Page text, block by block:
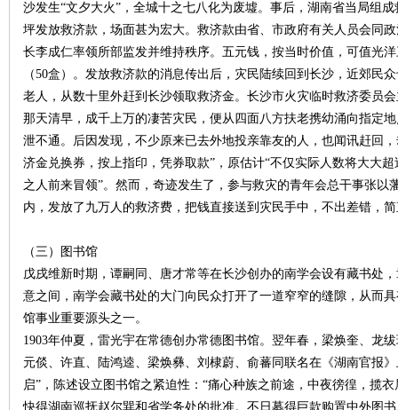
沙发生“文夕大火”，全城十之七八化为废墟。事后，湖南省当局组
坪发放救济款，场面甚为宏大。救济款由省、市政府有关人员会同
长李成仁率领所部监发并维持秩序。五元钱，按当时价值，可值光
（50盒）。发放救济款的消息传出后，灾民陆续回到长沙，近郊民
老人，从数十里外赶到长沙领取救济金。长沙市火灾临时救济委员
那天清早，成千上万的凄苦灾民，便从四面八方扶老携幼涌向指定
泄不通。后因发现，不少原来已去外地投亲靠友的人，也闻讯赶回
济金兑换券，按上指印，凭券取款”，原估计“不仅实际人数将大大
之人前来冒领”。然而，奇迹发生了，参与救灾的青年会总干事张以
内，发放了九万人的救济费，把钱直接送到灾民手中，不出差错，
（三）图书馆
戊戌维新时期，谭嗣同、唐才常等在长沙创办的南学会设有藏书处
意之间，南学会藏书处的大门向民众打开了一道窄窄的缝隙，从而
馆事业重要源头之一。
1903年仲夏，雷光宇在常德创办常德图书馆。翌年春，梁焕奎、龙
元倓、许直、陆鸿逵、梁焕彝、刘棣蔚、俞蕃同联名在《湖南官报
启”，陈述设立图书馆之紧迫性：“痛心种族之前途，中夜徬徨，揽
快得湖南巡抚赵尔巽和省学务处的批准。不日募得巨款购置中外图